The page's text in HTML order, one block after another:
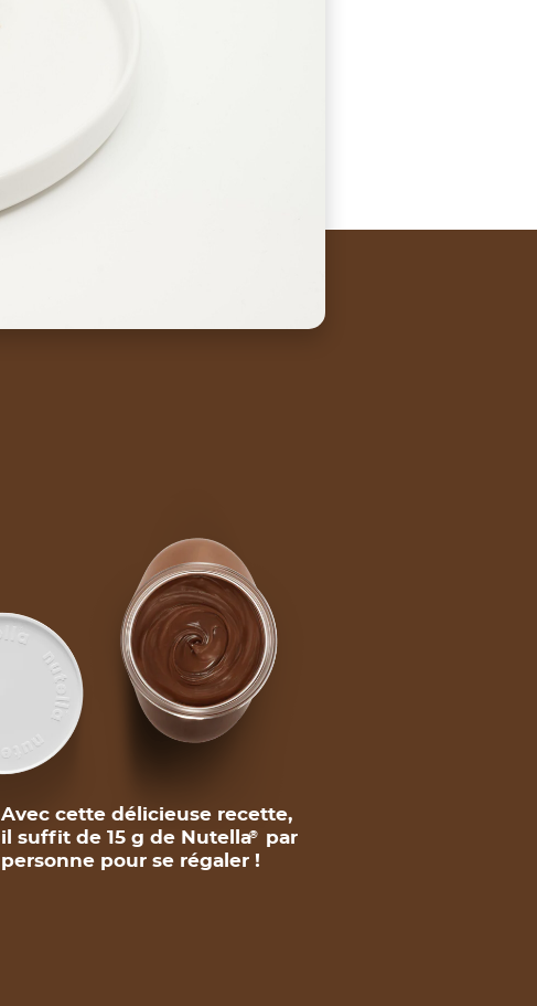
Avec cette délicieuse recette,
il suffit de 15 g de Nutella®
par
personne pour se régaler !